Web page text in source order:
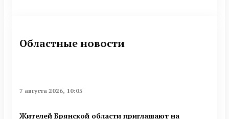
Областные новости
7 августа 2026, 10:05
Жителей Брянской области приглашают на